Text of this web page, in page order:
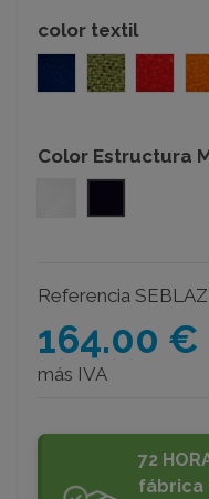
color textil
azul
verde
Color Estructura
Referencia
164.00 €
más IVA
72
fábrica